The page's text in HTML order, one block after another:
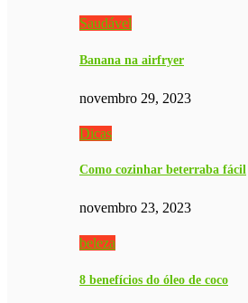
Saudável
Banana na airfryer
novembro 29, 2023
Dicas
Como cozinhar beterraba fácil
novembro 23, 2023
beleza
8 benefícios do óleo de coco